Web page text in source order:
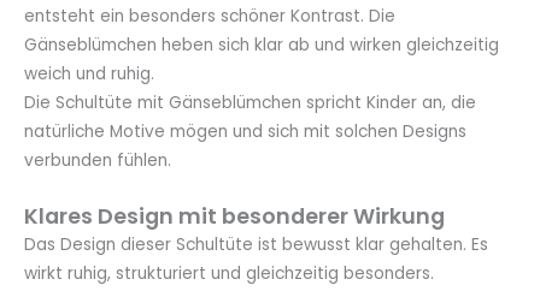
entsteht ein besonders schöner Kontrast. Die
Gänseblümchen heben sich klar ab und wirken gleichzeitig
weich und ruhig.
Die Schultüte mit Gänseblümchen spricht Kinder an, die
natürliche Motive mögen und sich mit solchen Designs
verbunden fühlen.
Klares Design mit besonderer Wirkung
Das Design dieser Schultüte ist bewusst klar gehalten. Es
wirkt ruhig, strukturiert und gleichzeitig besonders.